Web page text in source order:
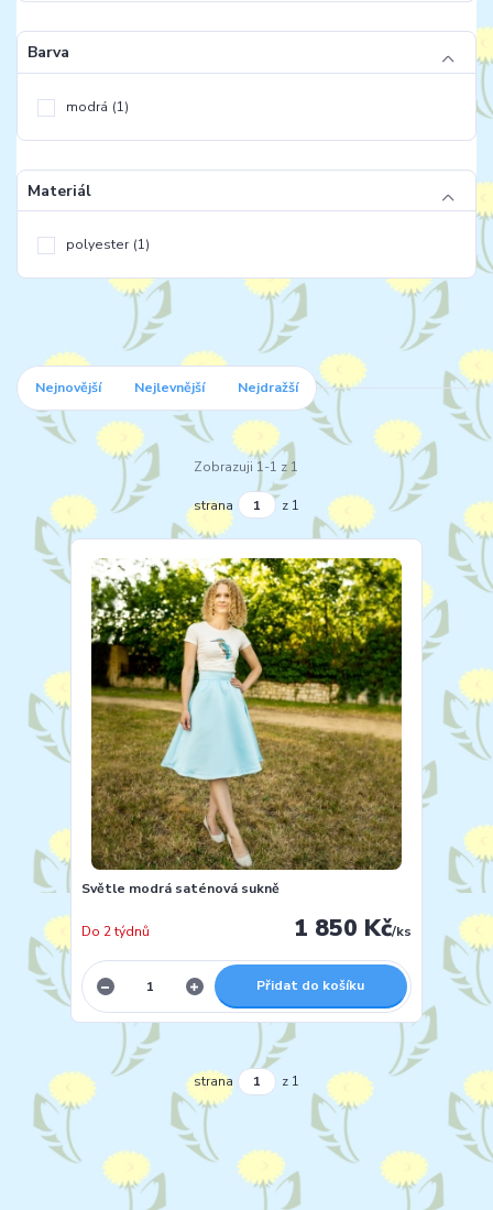
Barva
modrá (1)
Materiál
polyester (1)
Nejnovější Nejlevnější Nejdražší
Zobrazuji 1-1 z 1
strana z 1
Světle modrá saténová sukně
1 850 Kč/ks
Do 2 týdnů
Přidat do košíku
strana z 1